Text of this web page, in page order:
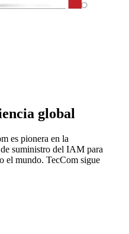
global
es pionera en la
suministro del IAM para
el mundo. TecCom sigue